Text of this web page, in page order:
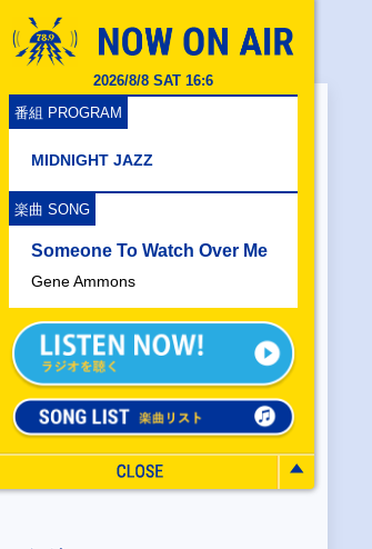
2026/8/8 SAT 16:6
番組 PROGRAM
MIDNIGHT JAZZ
楽曲 SONG
Someone To Watch Over Me
Gene Ammons